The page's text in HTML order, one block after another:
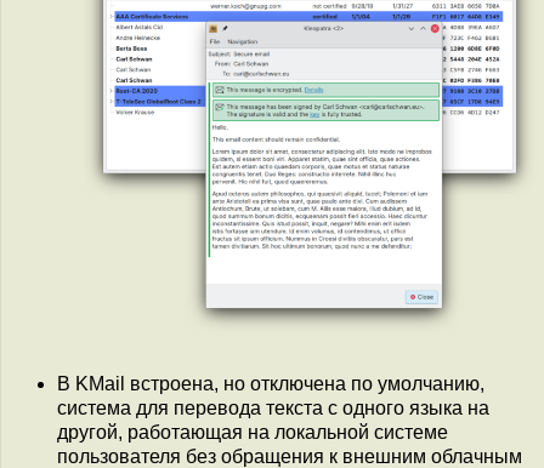
В KMail встроена, но отключена по умолчанию,
система для перевода текста с одного языка на
другой, работающая на локальной системе
пользователя без обращения к внешним облачным